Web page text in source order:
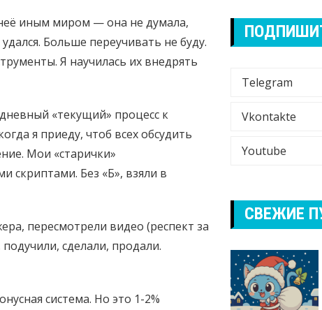
иным миром — она не думала,
Больше переучивать не буду.
Я научилась их внедрять
«текущий» процесс к
я приеду, чтоб всех обсудить
Мои «старички»
скриптами. Без «Б», взяли в
пересмотрели видео (респект за
сделали, продали.
система. Но это 1-2%
Telegram
Vkontakte
Youtube
СВЕЖИЕ